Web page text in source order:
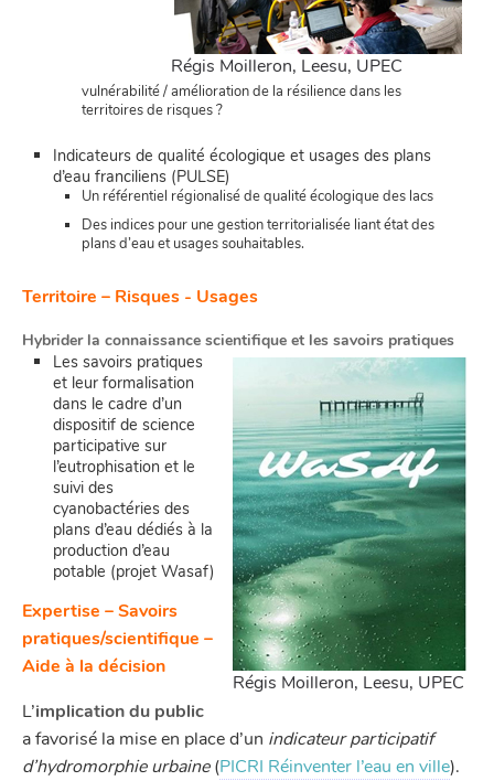
Régis Moilleron, Leesu, UPEC
vulnérabilité / amélioration de la résilience dans les
territoires de risques ?
Indicateurs de qualité écologique et usages des plans
d’eau franciliens (PULSE)
Un référentiel régionalisé de qualité écologique des lacs
Des indices pour une gestion territorialisée liant état des
plans d’eau et usages souhaitables.
Territoire – Risques - Usages
Hybrider la connaissance scientifique et les savoirs pratiques
Régis Moilleron, Leesu, UPEC
Les savoirs pratiques
et leur formalisation
dans le cadre d’un
dispositif de science
participative sur
l’eutrophisation et le
suivi des
cyanobactéries des
plans d’eau dédiés à la
production d’eau
potable (projet Wasaf)
Expertise – Savoirs
pratiques/scientifique –
Aide à la décision
L’implication du public
a favorisé la mise en place d’un indicateur participatif
d’hydromorphie urbaine(PICRI Réinventer l’eau en ville).